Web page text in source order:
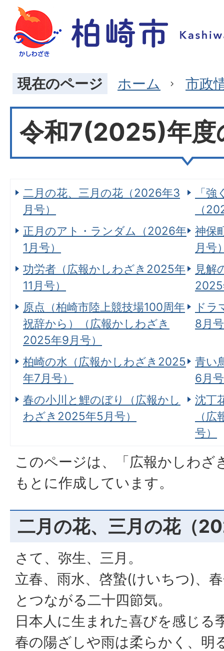
現在のページ ホーム 市政
令和7(2025)年度
二月の花、三月の花（2026年3
月号）
「
（
正月のアト・ランダム（2026年
1月号）
神保
月号
功労者（広報かしわざき2025年
11月号）
見解
2025
原点（柏崎市陸上競技場100周年
祝辞から）（広報かしわざき
2025年9月号）
ド
8月
柏崎の水（広報かしわざき2025
年7月号）
青い
6月
春の小川と鯉のぼり（広報かし
わざき2025年5月号）
沈丁
（
号）
このページは、「広報かしわざ
もとに作成しています。
二月の花、三月の花（
さて、弥生、三月。
立春、雨水、啓蟄(けいちつ)、
とつながる二十四節気。
日本人に生まれた喜びを感じる
春の陽ざしや雨は柔らかく、明